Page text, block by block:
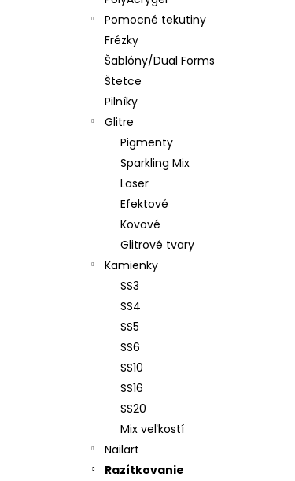
Pomocné tekutiny
Frézky
Šablóny/Dual Forms
Štetce
Pilníky
Glitre
Pigmenty
Sparkling Mix
Laser
Efektové
Kovové
Glitrové tvary
Kamienky
SS3
SS4
SS5
SS6
SS10
SS16
SS20
Mix veľkostí
Nailart
Razítkovanie
PENOVÝ PILNÍK HALFMOON 120/180 1KS
€1,60